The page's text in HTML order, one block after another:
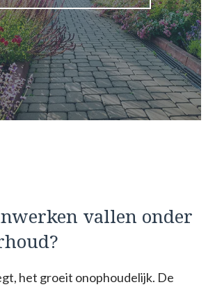
vallen onder
het groeit onophoudelijk. De